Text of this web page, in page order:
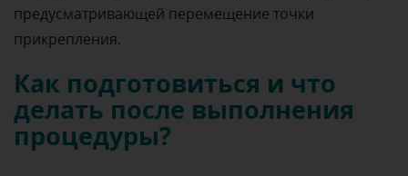
предусматривающей перемещение точки
прикрепления.
Как подготовиться и что
делать после выполнения
процедуры?